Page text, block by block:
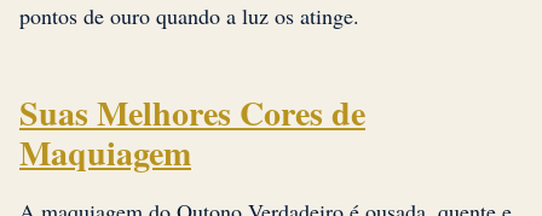
pontos de ouro quando a luz os atinge.
Suas Melhores Cores de
Maquiagem